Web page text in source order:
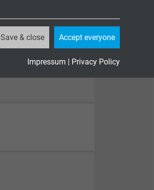
Save & close Accept everyone
Impressum | Privacy Policy